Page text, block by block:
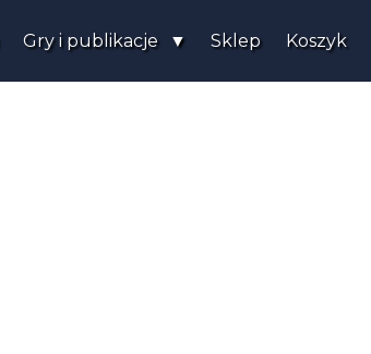
Gry i publikacje Sklep Koszyk